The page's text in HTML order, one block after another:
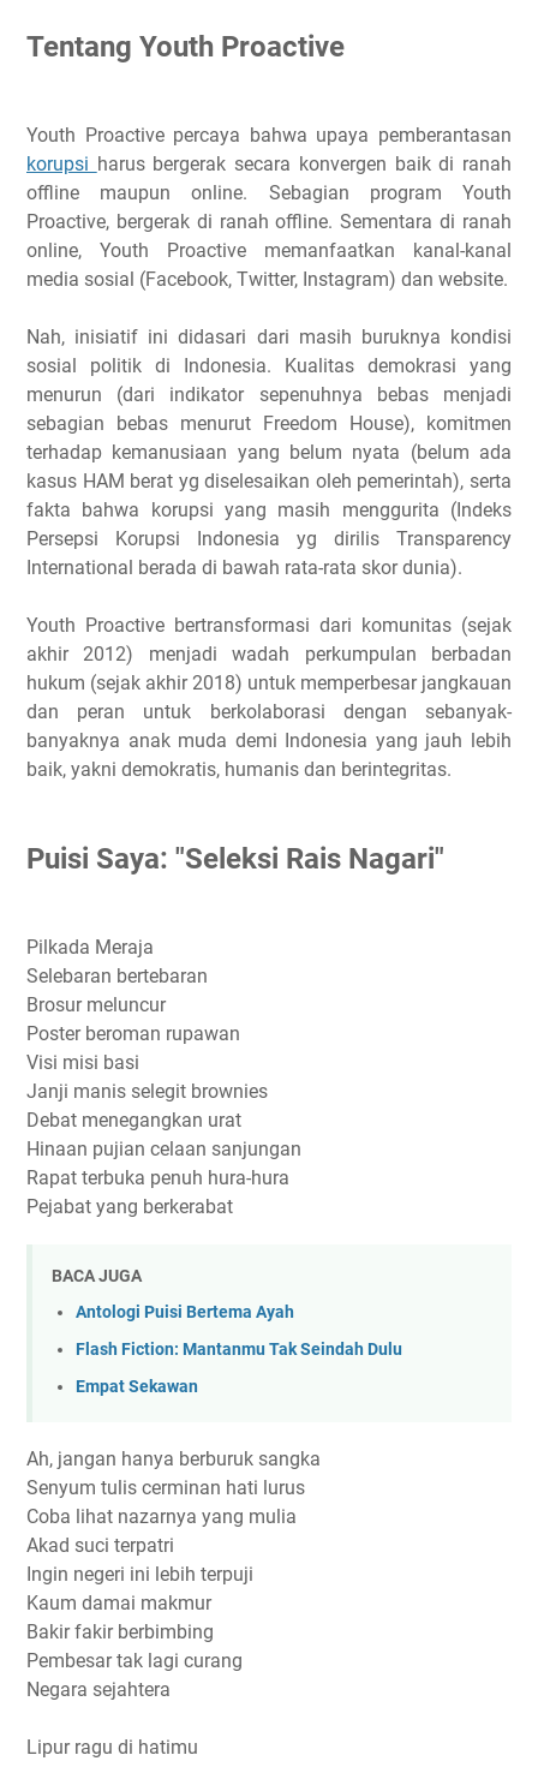
Tentang Youth Proactive
Youth Proactive percaya bahwa upaya pemberantasan
korupsi harus bergerak secara konvergen baik di ranah
offline maupun online. Sebagian program Youth
Proactive, bergerak di ranah offline. Sementara di ranah
online, Youth Proactive memanfaatkan kanal-kanal
media sosial (Facebook, Twitter, Instagram) dan website.
Nah, inisiatif ini didasari dari masih buruknya kondisi
sosial politik di Indonesia. Kualitas demokrasi yang
menurun (dari indikator sepenuhnya bebas menjadi
sebagian bebas menurut Freedom House), komitmen
terhadap kemanusiaan yang belum nyata (belum ada
kasus HAM berat yg diselesaikan oleh pemerintah), serta
fakta bahwa korupsi yang masih menggurita (Indeks
Persepsi Korupsi Indonesia yg dirilis Transparency
International berada di bawah rata-rata skor dunia).
Youth Proactive bertransformasi dari komunitas (sejak
akhir 2012) menjadi wadah perkumpulan berbadan
hukum (sejak akhir 2018) untuk memperbesar jangkauan
dan peran untuk berkolaborasi dengan sebanyak-
banyaknya anak muda demi Indonesia yang jauh lebih
baik, yakni demokratis, humanis dan berintegritas.
Puisi Saya: "Seleksi Rais Nagari"
Pilkada Meraja
Selebaran bertebaran
Brosur meluncur
Poster beroman rupawan
Visi misi basi
Janji manis selegit brownies
Debat menegangkan urat
Hinaan pujian celaan sanjungan
Rapat terbuka penuh hura-hura
Pejabat yang berkerabat
BACA JUGA
Antologi Puisi Bertema Ayah
Flash Fiction: Mantanmu Tak Seindah Dulu
Empat Sekawan
Ah, jangan hanya berburuk sangka
Senyum tulis cerminan hati lurus
Coba lihat nazarnya yang mulia
Akad suci terpatri
Ingin negeri ini lebih terpuji
Kaum damai makmur
Bakir fakir berbimbing
Pembesar tak lagi curang
Negara sejahtera
Lipur ragu di hatimu